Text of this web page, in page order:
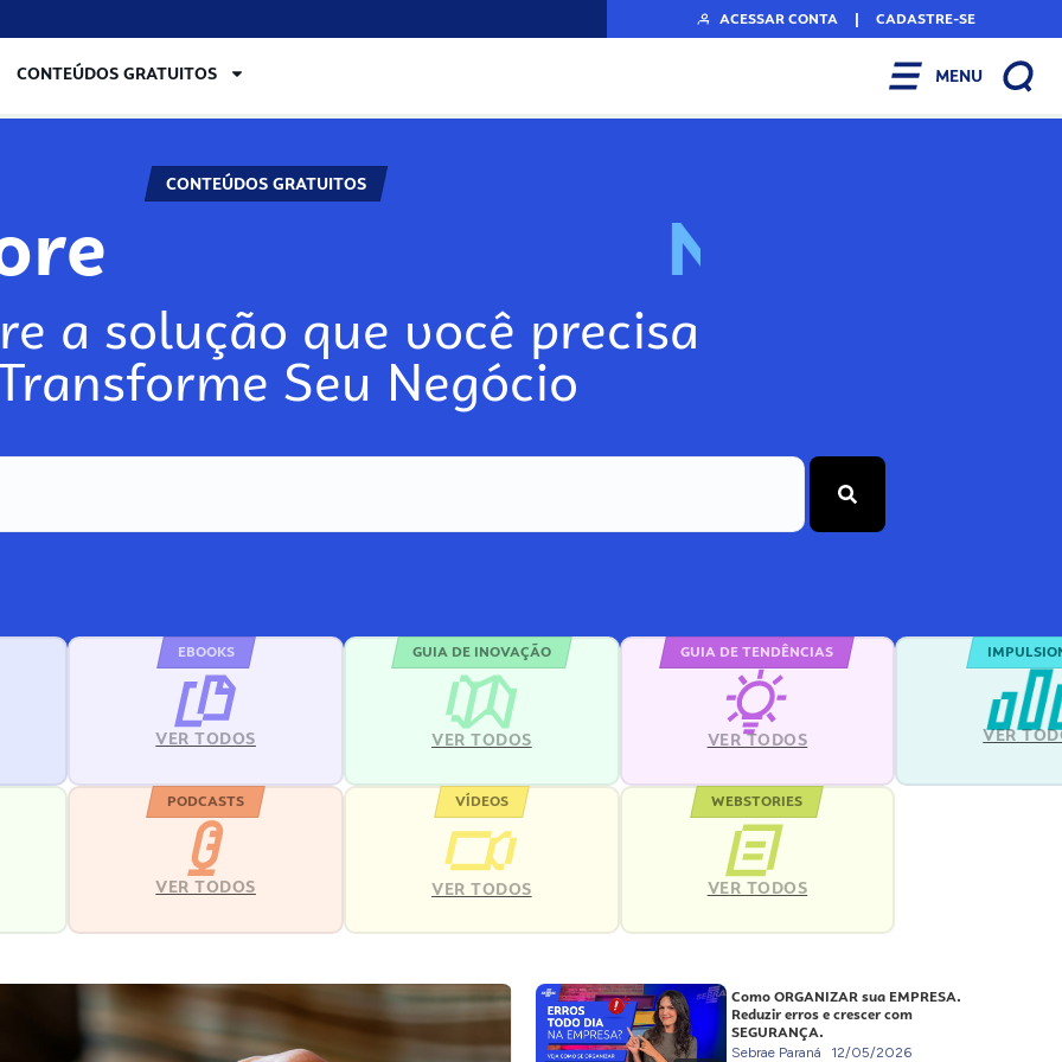
ACESSAR CONTA | CADASTRE-SE
CONTEÚDOS GRATUITOS MENU
CONTEÚDOS GRATUITOS
N
a solução que você precisa
Seu Negócio
EBOOKS
VER TODOS
GUIA DE INOVAÇÃO
VER TODOS
GUIA DE TENDÊNCIAS
VER TODOS VER
PODCASTS
VER TODOS
VÍDEOS
VER TODOS
WEBSTORIES
VER TODOS
Como ORGANIZAR sua EMPRESA.
Reduzir erros e crescer com
SEGURANÇA.
Sebrae Paraná 12/05/2026